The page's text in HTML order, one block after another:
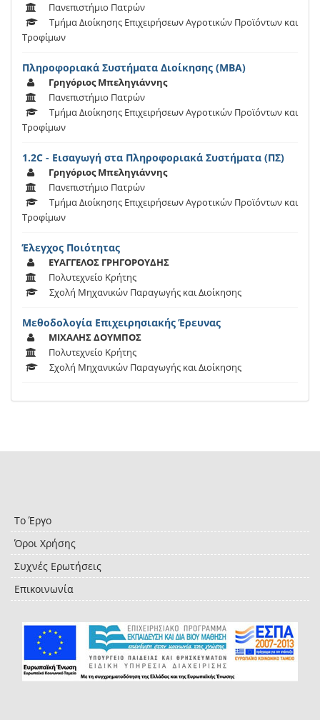
Πανεπιστήμιο Πατρών
Τμήμα Διοίκησης Επιχειρήσεων Αγροτικών Προϊόντων και
Τροφίμων
Πληροφοριακά Συστήματα Διοίκησης (ΜΒΑ)
Γρηγόριος Μπεληγιάννης
Πανεπιστήμιο Πατρών
Τμήμα Διοίκησης Επιχειρήσεων Αγροτικών Προϊόντων και
Τροφίμων
1.2C - Εισαγωγή στα Πληροφοριακά Συστήματα (ΠΣ)
Γρηγόριος Μπεληγιάννης
Πανεπιστήμιο Πατρών
Τμήμα Διοίκησης Επιχειρήσεων Αγροτικών Προϊόντων και
Τροφίμων
Έλεγχος Ποιότητας
ΕΥΑΓΓΕΛΟΣ ΓΡΗΓΟΡΟΥΔΗΣ
Πολυτεχνείο Κρήτης
Σχολή Μηχανικών Παραγωγής και Διοίκησης
Μεθοδολογία Επιχειρησιακής Έρευνας
ΜΙΧΑΛΗΣ ΔΟΥΜΠΟΣ
Πολυτεχνείο Κρήτης
Σχολή Μηχανικών Παραγωγής και Διοίκησης
Το Έργο
Όροι Χρήσης
Συχνές Ερωτήσεις
Επικοινωνία